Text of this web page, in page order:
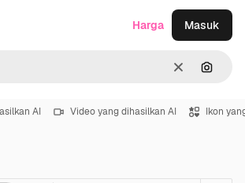
Jernih
Harga Masuk
AI Video yang dihasilkan AI Ikon